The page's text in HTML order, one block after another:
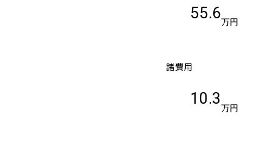
55.6
万円
諸費用
10.3
万円